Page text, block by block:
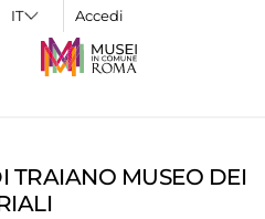
Accedi
TRAIANO MUSEO DEI